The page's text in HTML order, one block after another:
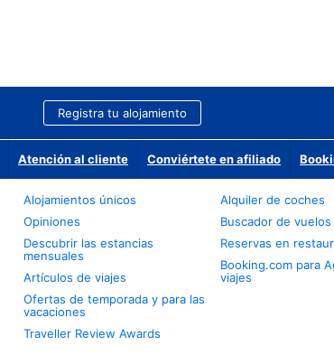
Registra tu alojamiento
Atención al cliente Conviértete en afiliado
Alojamientos únicos
Opiniones
Descubrir las estancias
mensuales
Artículos de viajes
Ofertas de temporada y para las
vacaciones
Traveller Review Awards
Alquiler de coches
Buscador de vuelos
Reservas en
Booking.com para
viajes